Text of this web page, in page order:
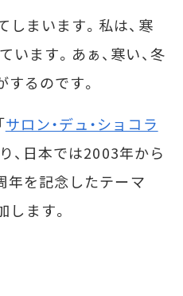
しまいます。私は、寒
ます。あぁ、寒い、冬
るのです。
サロン・デュ・ショコラ
、日本では2003年から
年を記念したテーマ
します。